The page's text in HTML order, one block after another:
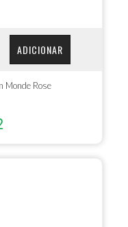
ADICIONAR
Monde Rose